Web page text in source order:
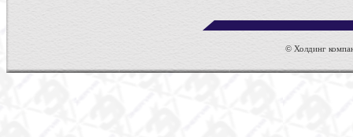
© Холдинг